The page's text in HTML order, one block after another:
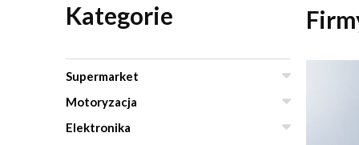
Kategorie
Supermarket
Motoryzacja
Elektronika